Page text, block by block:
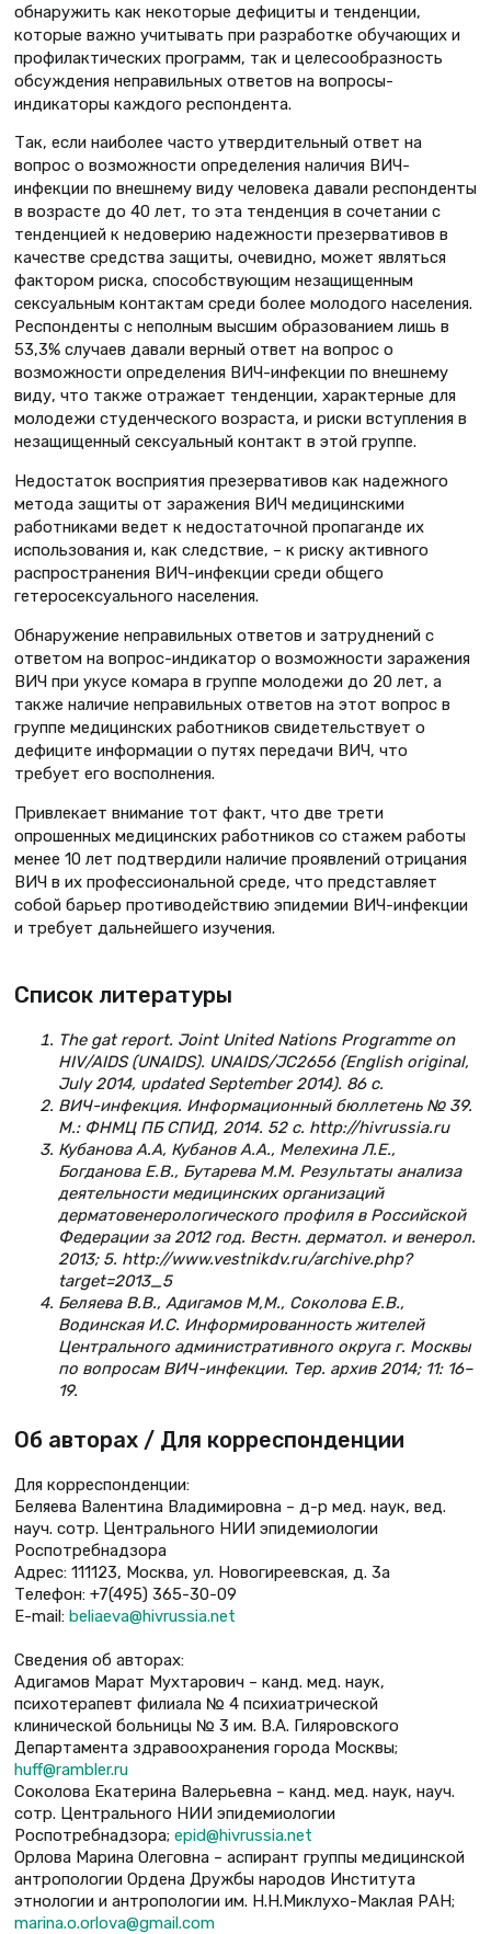
обнаружить как некоторые дефициты и тенденции,
которые важно учитывать при разработке обучающих и
профилактических программ, так и целесообразность
обсуждения неправильных ответов на вопросы-
индикаторы каждого респондента.
Так, если наиболее часто утвердительный ответ на
вопрос о возможности определения наличия ВИЧ-
инфекции по внешнему виду человека давали респонденты
в возрасте до 40 лет, то эта тенденция в сочетании с
тенденцией к недоверию надежности презервативов в
качестве средства защиты, очевидно, может являться
фактором риска, способст­вующим незащищенным
сексуальным контактам среди более молодого населения.
Респонденты с неполным высшим образованием лишь в
53,3% случаев давали верный ответ на вопрос о
возможности определения ВИЧ-инфекции по внешнему
виду, что также отражает тенденции, характерные для
молодежи студенческого возраста, и риски вступления в
незащищенный сексуальный контакт в этой группе.
Недостаток восприятия презервативов как надежного
метода защиты от заражения ВИЧ медицинскими
работниками ведет к недостаточной пропаганде их
использования и, как следствие, – к риску активного
распространения ВИЧ-инфекции среди общего
гетеросексуального населения.
Обнаружение неправильных ответов и затруднений с
ответом на вопрос-индикатор о возможности заражения
ВИЧ при укусе комара в группе молодежи до 20 лет, а
также наличие неправильных ответов на этот вопрос в
группе медицинских работников свидетельствует о
дефиците информации о путях передачи ВИЧ, что
требует его восполнения.
Привлекает внимание тот факт, что две трети
опрошенных медицинских работников со стажем работы
менее 10 лет подтвердили наличие проявлений отрицания
ВИЧ в их профессиональной среде, что представляет
собой барьер противодействию эпидемии ВИЧ-инфекции
и требует дальнейшего изучения.
Список литературы
The gat report. Joint United Nations Programme on
HIV/AIDS (UNAIDS). UNAIDS/JC2656 (English original,
July 2014, updated September 2014). 86 с.
ВИЧ-инфекция. Информационный бюллетень № 39.
М.: ФНМЦ ПБ СПИД, 2014. 52 с. http://hivrussia.ru
Кубанова А.А, Кубанов А.А., Мелехина Л.Е.,
Богданова Е.В., Бутарева М.М. Результаты анализа
деятельности медицинских организаций
дерматовенерологического профиля в Российской
Федерации за 2012 год. Вестн. дерматол. и венерол.
2013; 5. http://www.vestnikdv.ru/archive.php?
target=2013_5
Беляева В.В., Адигамов М,М., Соколова Е.В.,
Водинская И.С. Информированность жителей
Центрального административного округа г. Москвы
по вопросам ВИЧ-инфекции. Тер. архив 2014; 11: 16–
19.
Об авторах / Для корреспонденции
Для корреспонденции:
Беляева Валентина Владимировна – д-р мед. наук, вед.
науч. сотр. Центрального НИИ эпидемиологии
Роспотребнадзора
Адрес: 111123, Москва, ул. Новогиреевская, д. 3а
Телефон: +7(495) 365-30-09
Е-mail: beliaeva@hivrussia.net
Сведения об авторах:
Адигамов Марат Мухтарович – канд. мед. наук,
психотерапевт филиала № 4 психиатрической
клинической больницы № 3 им. В.А. Гиляровского
Департамента здравоохранения города Москвы;
huff@rambler.ru
Соколова Екатерина Валерьевна – канд. мед. наук, науч.
сотр. Центрального НИИ эпидемиологии
Роспотребнадзора; epid@hivrussia.net
Орлова Марина Олеговна – аспирант группы медицинской
антропологии Ордена Дружбы народов Института
этнологии и антропологии им. Н.Н.Миклухо-Маклая РАН;
marina.o.orlova@gmail.com